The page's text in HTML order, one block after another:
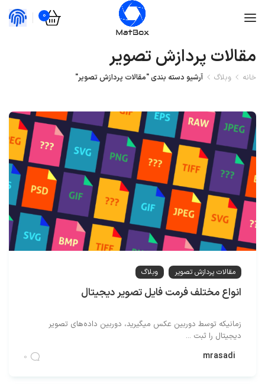
0
مقالات پردازش تصویر
خانه وبلاگ آرشیو دسته بندی "مقالات پردازش تصویر"
مقالات پردازش تصویر وبلاگ
انواع مختلف فرمت فایل تصویر دیجیتال
زمانیکه توسط دوربین عکس میگیرید، دوربین داده‌های تصویر
دیجیتال را ثبت ...
mrasadi
0